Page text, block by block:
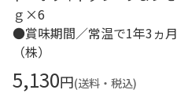
ｇ×6
●賞味期間／常温で1年3ヵ
（株）
5,130円(送料・税込)